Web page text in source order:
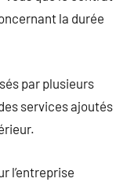
la durée
par plusieurs
services ajoutés
l’entreprise